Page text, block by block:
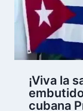
¡Viva la
cubana